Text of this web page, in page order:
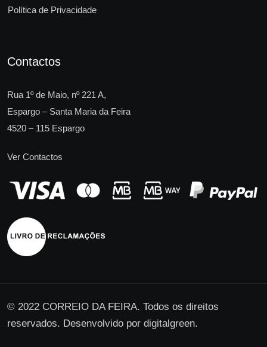
Política de Privacidade
Contactos
Rua 1º de Maio, nº 221 A,
Espargo – Santa Maria da Feira
4520 – 115 Espargo
Ver Contactos
© 2022 CORREIO DA FEIRA. Todos os direitos
reservados. Desenvolvido por digitalgreen.